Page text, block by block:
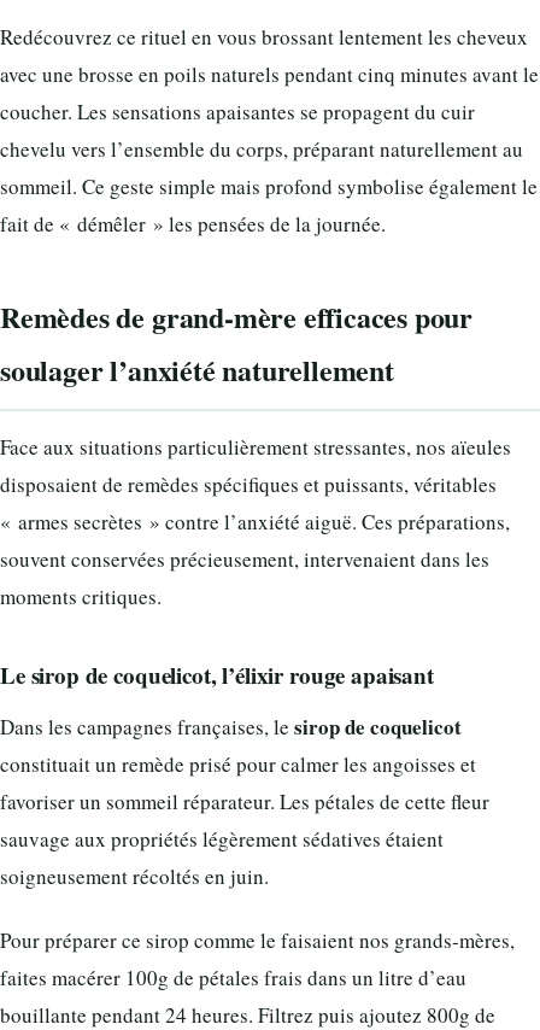
Redécouvrez ce rituel en vous brossant lentement les cheveux
avec une brosse en poils naturels pendant cinq minutes avant le
coucher. Les sensations apaisantes se propagent du cuir
chevelu vers l’ensemble du corps, préparant naturellement au
sommeil. Ce geste simple mais profond symbolise également le
fait de « démêler » les pensées de la journée.
Remèdes de grand-mère efficaces pour
soulager l’anxiété naturellement
Face aux situations particulièrement stressantes, nos aïeules
disposaient de remèdes spécifiques et puissants, véritables
« armes secrètes » contre l’anxiété aiguë. Ces préparations,
souvent conservées précieusement, intervenaient dans les
moments critiques.
Le sirop de coquelicot, l’élixir rouge apaisant
Dans les campagnes françaises, le sirop de coquelicot
constituait un remède prisé pour calmer les angoisses et
favoriser un sommeil réparateur. Les pétales de cette fleur
sauvage aux propriétés légèrement sédatives étaient
soigneusement récoltés en juin.
Pour préparer ce sirop comme le faisaient nos grands-mères,
faites macérer 100g de pétales frais dans un litre d’eau
bouillante pendant 24 heures. Filtrez puis ajoutez 800g de